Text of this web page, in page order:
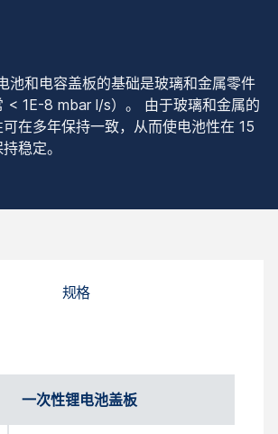
池和电容盖板的基础是玻璃和金属零件
< 1E-8 mbar l/s）。 由于玻璃和金属的
在多年保持一致，从而使电池性在 15
稳定。
规格
一次性锂电池盖板